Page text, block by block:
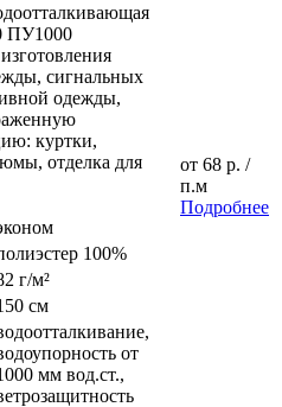
ПУ1000
сигнальных
одежды,
куртки,
отделка для
100%
г/м²
см
от
мм вод.ст.,
от 68 р. /
п.м
Подробнее